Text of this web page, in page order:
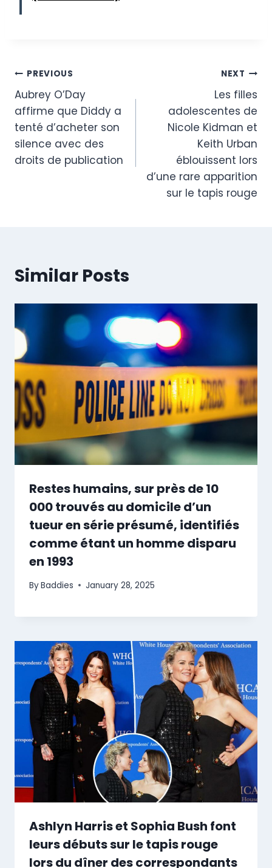
Post
navigation
PREVIOUS
Aubrey O’Day
affirme que Diddy a
tenté d’acheter son
silence avec des
droits de publication
NEXT
Les filles
adolescentes de
Nicole Kidman et
Keith Urban
éblouissent lors
d’une rare apparition
sur le tapis rouge
Similar Posts
Restes humains, sur près de 10
000 trouvés au domicile d’un
tueur en série présumé, identifiés
comme étant un homme disparu
en 1993
ByBaddies January 28, 2025
Ashlyn Harris et Sophia Bush font
leurs débuts sur le tapis rouge
lors du dîner des correspondants